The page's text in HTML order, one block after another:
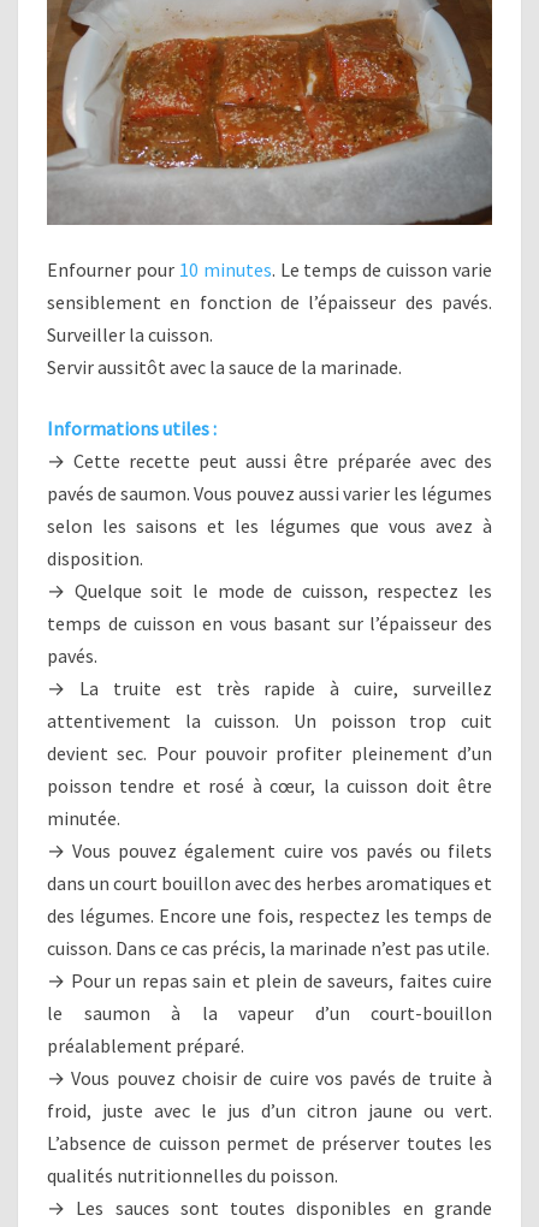
Enfourner pour 10 minutes. Le temps de cuisson varie
sensiblement en fonction de l’épaisseur des pavés.
Surveiller la cuisson.
Servir aussitôt avec la sauce de la marinade.
Informations utiles :
→ Cette recette peut aussi être préparée avec des
pavés de saumon. Vous pouvez aussi varier les légumes
selon les saisons et les légumes que vous avez à
disposition.
→ Quelque soit le mode de cuisson, respectez les
temps de cuisson en vous basant sur l’épaisseur des
pavés.
→ La truite est très rapide à cuire, surveillez
attentivement la cuisson. Un poisson trop cuit
devient sec. Pour pouvoir profiter pleinement d’un
poisson tendre et rosé à cœur, la cuisson doit être
minutée.
→ Vous pouvez également cuire vos pavés ou filets
dans un court bouillon avec des herbes aromatiques et
des légumes. Encore une fois, respectez les temps de
cuisson. Dans ce cas précis, la marinade n’est pas utile.
→ Pour un repas sain et plein de saveurs, faites cuire
le saumon à la vapeur d’un court-bouillon
préalablement préparé.
→ Vous pouvez choisir de cuire vos pavés de truite à
froid, juste avec le jus d’un citron jaune ou vert.
L’absence de cuisson permet de préserver toutes les
qualités nutritionnelles du poisson.
→ Les sauces sont toutes disponibles en grande